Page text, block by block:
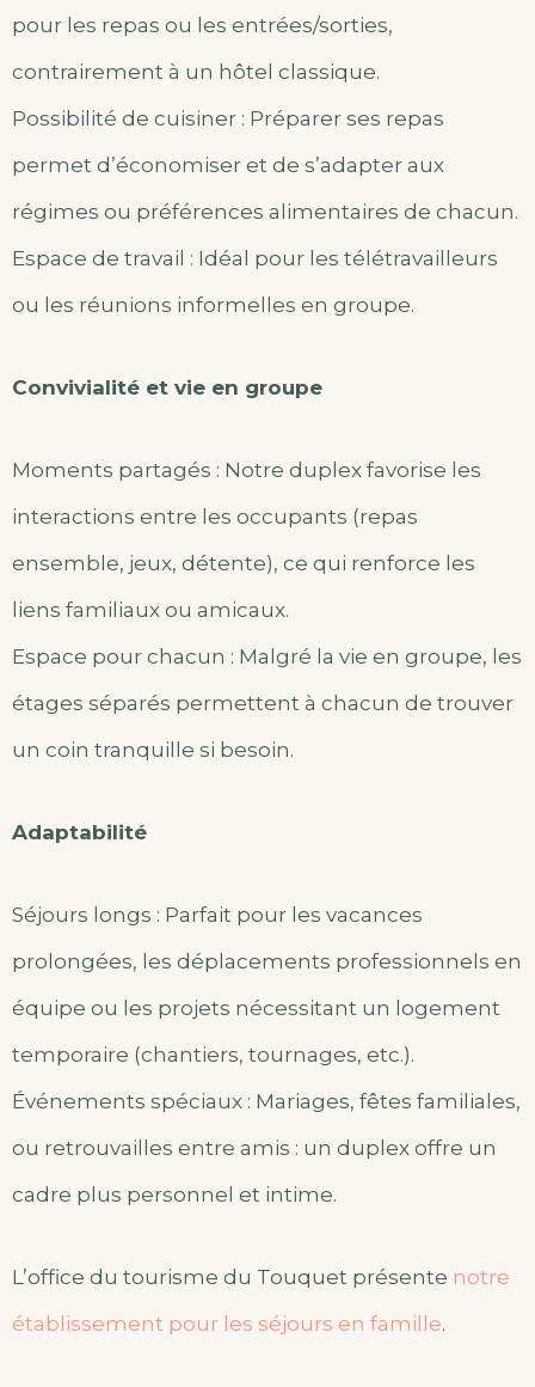
pour les repas ou les entrées/sorties,
contrairement à un hôtel classique.
Possibilité de cuisiner : Préparer ses repas
permet d’économiser et de s’adapter aux
régimes ou préférences alimentaires de chacun.
Espace de travail : Idéal pour les télétravailleurs
ou les réunions informelles en groupe.
Convivialité et vie en groupe
Moments partagés : Notre duplex favorise les
interactions entre les occupants (repas
ensemble, jeux, détente), ce qui renforce les
liens familiaux ou amicaux.
Espace pour chacun : Malgré la vie en groupe, les
étages séparés permettent à chacun de trouver
un coin tranquille si besoin.
Adaptabilité
Séjours longs : Parfait pour les vacances
prolongées, les déplacements professionnels en
équipe ou les projets nécessitant un logement
temporaire (chantiers, tournages, etc.).
Événements spéciaux : Mariages, fêtes familiales,
ou retrouvailles entre amis : un duplex offre un
cadre plus personnel et intime.
L’office du tourisme du Touquet présente notre
établissement pour les séjours en famille.